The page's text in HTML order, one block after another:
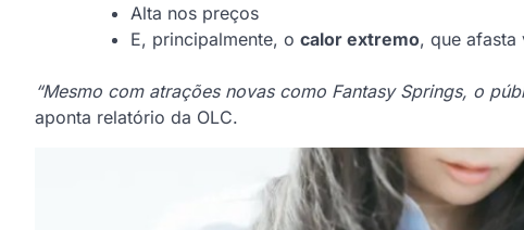
Alta nos preços
E, principalmente, o calor extremo, que afasta
“Mesmo com atrações novas como Fantasy Springs, o
aponta relatório da OLC.